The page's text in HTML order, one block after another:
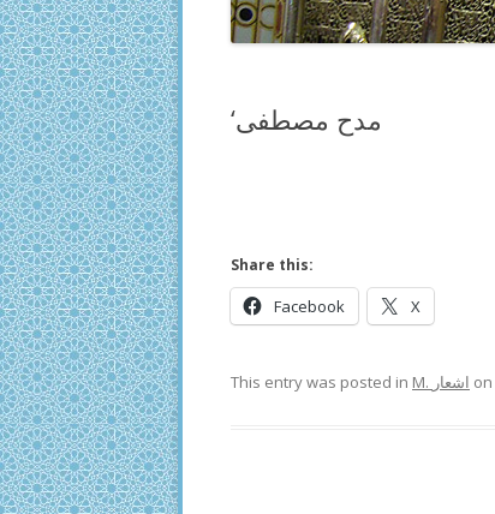
‘مدح مصطفی
Share this:
Facebook X
This entry was posted in M. اشعار on